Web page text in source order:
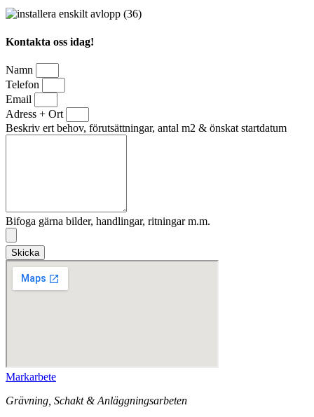
Kontakta oss idag!
Namn
Telefon
Email
Adress + Ort
Beskriv ert behov, förutsättningar, antal m2 & önskat startdatum
Bifoga gärna bilder, handlingar, ritningar m.m.
Skicka
Markarbete
Grävning, Schakt & Anläggningsarbeten